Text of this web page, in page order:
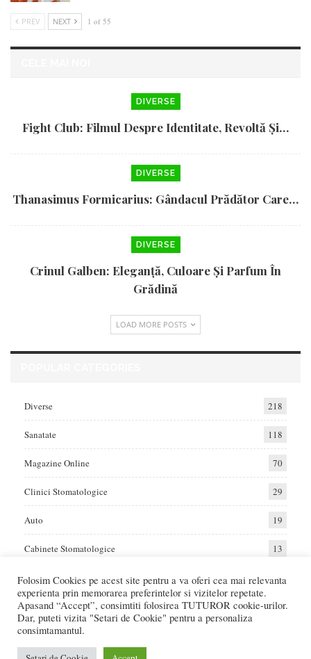
PREV NEXT 1 of 55
DIVERSE
Fight Club: Filmul Despre Identitate, Revoltă Și…
DIVERSE
Thanasimus Formicarius: Gândacul Prădător Care…
DIVERSE
Crinul Galben: Eleganță, Culoare Și Parfum În
Grădină
LOAD MORE POSTS
Diverse 218
Sanatate 118
Magazine Online 70
Clinici Stomatologice 29
Auto 19
Cabinete Stomatologice 13
Home Auto Diverse Sanatate
Va raportam cele mai bune oferte de servicii si produse din Romania. Recenzii
Folosim Cookies pe acest site pentru a va oferi cea mai relevanta
experienta prin memorarea preferintelor si vizitelor repetate.
Apasand “Accept”, consimtiti folosirea TUTUROR cookie-urilor.
Dar, puteti vizita "Setari de Cookie" pentru a personaliza
consimtamantul.